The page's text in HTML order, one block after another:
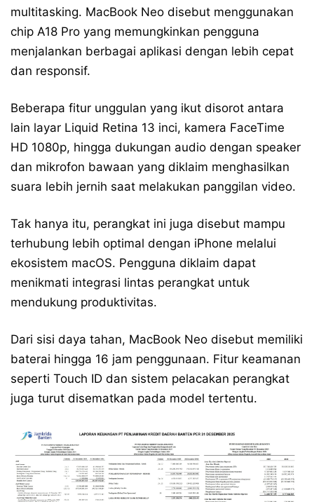
multitasking. MacBook Neo disebut menggunakan
chip A18 Pro yang memungkinkan pengguna
menjalankan berbagai aplikasi dengan lebih cepat
dan responsif.
Beberapa fitur unggulan yang ikut disorot antara
lain layar Liquid Retina 13 inci, kamera FaceTime
HD 1080p, hingga dukungan audio dengan speaker
dan mikrofon bawaan yang diklaim menghasilkan
suara lebih jernih saat melakukan panggilan video.
Tak hanya itu, perangkat ini juga disebut mampu
terhubung lebih optimal dengan iPhone melalui
ekosistem macOS. Pengguna diklaim dapat
menikmati integrasi lintas perangkat untuk
mendukung produktivitas.
Dari sisi daya tahan, MacBook Neo disebut memiliki
baterai hingga 16 jam penggunaan. Fitur keamanan
seperti Touch ID dan sistem pelacakan perangkat
juga turut disematkan pada model tertentu.